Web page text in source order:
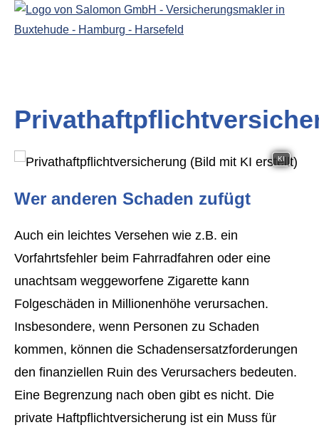
KI
Wer anderen Schaden zufügt
Auch ein leichtes Versehen wie z.B. ein
Vorfahrtsfehler beim Fahrradfahren oder eine
unachtsam weggeworfene Zigarette kann
Folgeschäden in Millionenhöhe verursachen.
Insbesondere, wenn Per­sonen zu Schaden
kommen, können die Schadensersatzforderungen
den finanziellen Ruin des Verursachers bedeuten.
Eine Begrenzung nach oben gibt es nicht. Die
private Haft­pflichtversicherung ist ein Muss für